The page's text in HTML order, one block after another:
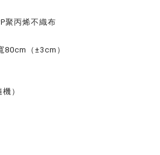
聚丙烯不織布
80cm（±3cm）
）